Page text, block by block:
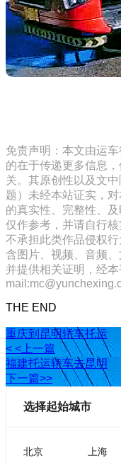
免责声明：本文由运
的在于传递更多信息
关。其原创性以及文
题）未经本站证实，
的真实性、完整性、
仅作参考，并请自行
不承担此类作品侵权
含图片、视频、音频
并提供相关证明，经
THE END
重庆到昆明轿车托运
< <上一篇
福建托运轿车去昆明
下一篇>>
选择起始城市
北京 上海